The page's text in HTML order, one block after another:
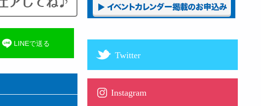
LINEで送る
Twitter
Instagram